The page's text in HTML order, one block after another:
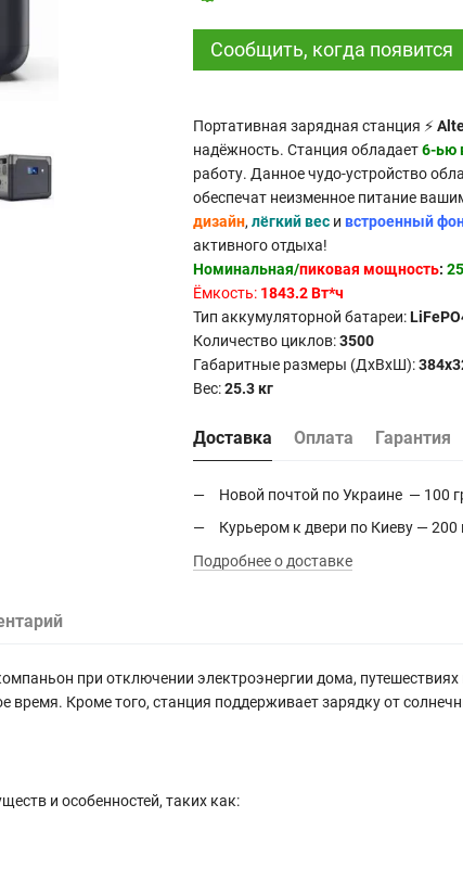
Сообщить, когда появится
Портативная зарядная станция ⚡
надёжность. Станция обладает6-ью
работу. Данное чудо-устройство
обеспечат неизменное питание
дизайн, лёгкий веси встроенный
активного отдыха!
Номинальная/пиковая мощность:
Ёмкость: 1843.2 Вт*ч
Тип аккумуляторной батареи:
Количество циклов:3500
Габаритные размеры (ДxВxШ):
Вес:25.3 кг
Доставка Оплата Гарантия
Новой почтой по Украине — 100
Курьером к двери по Киеву — 200
Подробнее о доставке
при отключении электроэнергии дома, путешествиях
Кроме того, станция поддерживает зарядку от
и особенностей, таких как: